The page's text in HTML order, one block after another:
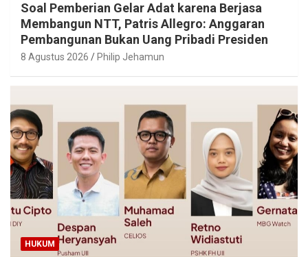
Soal Pemberian Gelar Adat karena Berjasa
Membangun NTT, Patris Allegro: Anggaran
Pembangunan Bukan Uang Pribadi Presiden
8 Agustus 2026 Philip Jehamun
HUKUM